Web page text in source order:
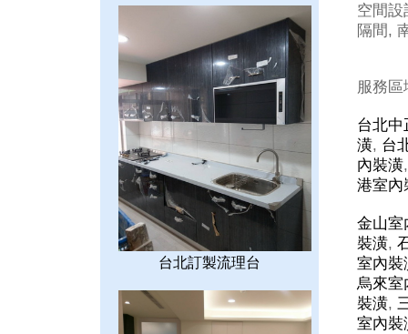
台北訂製流理台
空間
隔間,
服務
台北中
潢, 台
內裝潢
港室內
金山室
裝潢,
室內裝
烏來室
裝潢,
室內裝